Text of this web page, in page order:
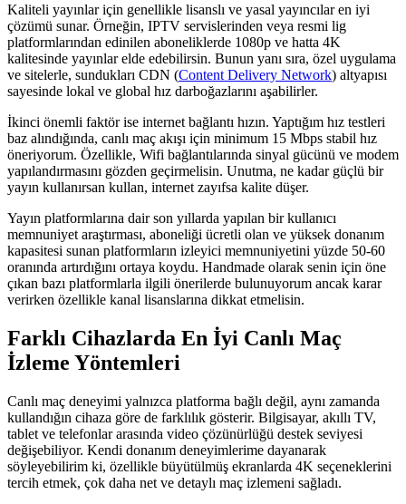
Kaliteli yayınlar için genellikle lisanslı ve yasal yayıncılar en iyi
çözümü sunar. Örneğin, IPTV servislerinden veya resmi lig
platformlarından edinilen aboneliklerde 1080p ve hatta 4K
kalitesinde yayınlar elde edebilirsin. Bunun yanı sıra, özel uygulama
ve sitelerle, sundukları CDN (Content Delivery Network) altyapısı
sayesinde lokal ve global hız darboğazlarını aşabilirler.
İkinci önemli faktör ise internet bağlantı hızın. Yaptığım hız testleri
baz alındığında, canlı maç akışı için minimum 15 Mbps stabil hız
öneriyorum. Özellikle, Wifi bağlantılarında sinyal gücünü ve modem
yapılandırmasını gözden geçirmelisin. Unutma, ne kadar güçlü bir
yayın kullanırsan kullan, internet zayıfsa kalite düşer.
Yayın platformlarına dair son yıllarda yapılan bir kullanıcı
memnuniyet araştırması, aboneliği ücretli olan ve yüksek donanım
kapasitesi sunan platformların izleyici memnuniyetini yüzde 50-60
oranında artırdığını ortaya koydu. Handmade olarak senin için öne
çıkan bazı platformlarla ilgili önerilerde bulunuyorum ancak karar
verirken özellikle kanal lisanslarına dikkat etmelisin.
Farklı Cihazlarda En İyi Canlı Maç
İzleme Yöntemleri
Canlı maç deneyimi yalnızca platforma bağlı değil, aynı zamanda
kullandığın cihaza göre de farklılık gösterir. Bilgisayar, akıllı TV,
tablet ve telefonlar arasında video çözünürlüğü destek seviyesi
değişebiliyor. Kendi donanım deneyimlerime dayanarak
söyleyebilirim ki, özellikle büyütülmüş ekranlarda 4K seçeneklerini
tercih etmek, çok daha net ve detaylı maç izlemeni sağladı.